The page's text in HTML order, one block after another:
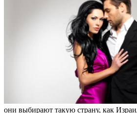
они выбирают такую страну, как